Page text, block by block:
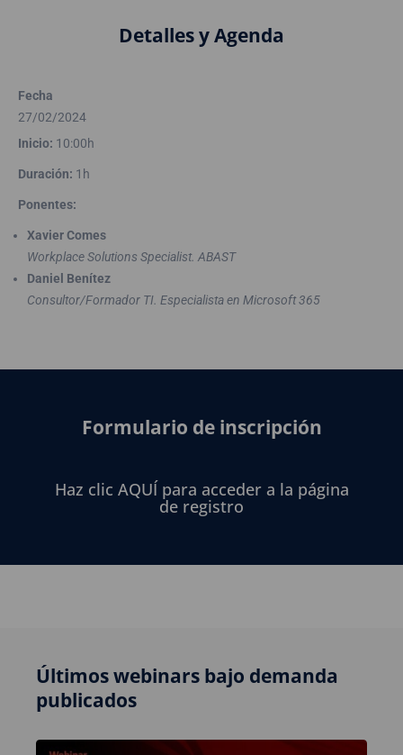
Detalles y Agenda
Fecha
27/02/2024
Inicio: 10:00h
Duración: 1h
Ponentes:
Xavier Comes
Workplace Solutions Specialist. ABAST
Daniel Benítez
Consultor/Formador TI. Especialista en Microsoft 365
Formulario de inscripción
Haz clic AQUÍ para acceder a la página
de registro
Últimos webinars bajo demanda
publicados